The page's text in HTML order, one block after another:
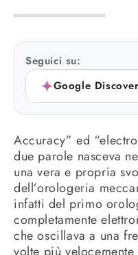
Seguici su:
Google Discover
Accuracy” ed
due parole nasceva
una vera e propria
dell’orologeria
infatti del primo
completamente
che oscillava a una